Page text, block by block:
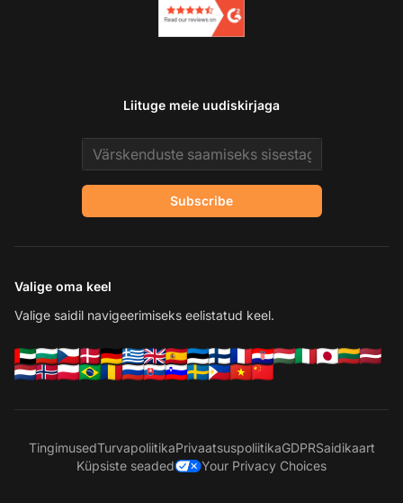
Liituge meie uudiskirjaga
Email address
Subscribe
Valige oma keel
Valige saidil navigeerimiseks eelistatud keel.
TingimusedTurvapoliitikaPrivaatsuspoliitikaGDPRSaidikaart
Küpsiste seaded
Your Privacy Choices